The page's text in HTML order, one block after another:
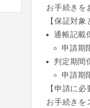
お手続きを
【保証対
通帳記載
申請期
判定期間
申請期
【申請に
お手続きを